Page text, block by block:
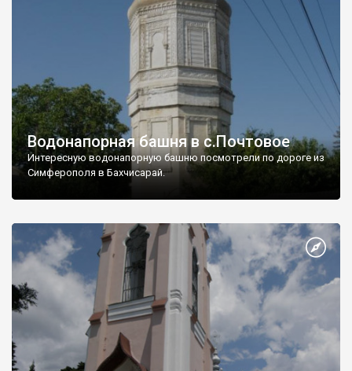
Водонапорная башня в с.Почтовое
Интересную водонапорную башню посмотрели по дороге из
Симферополя в Бахчисарай.